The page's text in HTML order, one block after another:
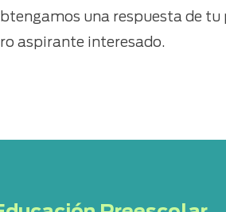
una respuesta de
aspirante interesado.